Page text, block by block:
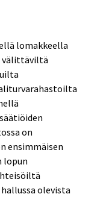
lomakkeella
välittäviltä
on
ensimmäisen
lopun
olevista